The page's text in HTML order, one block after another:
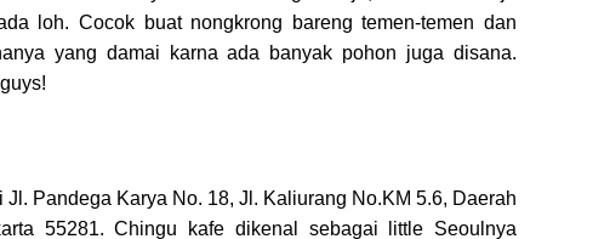
loh. Cocok buat nongkrong bareng temen-temen dan
yang damai karna ada banyak pohon juga disana.
Jl. Pandega Karya No. 18, Jl. Kaliurang No.KM 5.6, Daerah
55281. Chingu kafe dikenal sebagai little Seoulnya